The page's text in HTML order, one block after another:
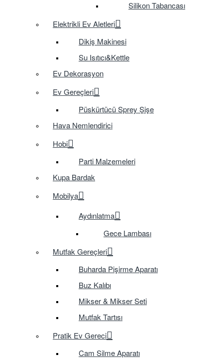
Silikon Tabancası
Elektrikli Ev Aletleri
Dikiş Makinesi
Su Isıtıcı&Kettle
Ev Dekorasyon
Ev Gereçleri
Püskürtücü Sprey Şişe
Hava Nemlendirici
Hobi
Parti Malzemeleri
Kupa Bardak
Mobilya
Aydınlatma
Gece Lambası
Mutfak Gereçleri
Buharda Pişirme Aparatı
Buz Kalıbı
Mikser & Mikser Seti
Mutfak Tartısı
Pratik Ev Gereci
Cam Silme Aparatı